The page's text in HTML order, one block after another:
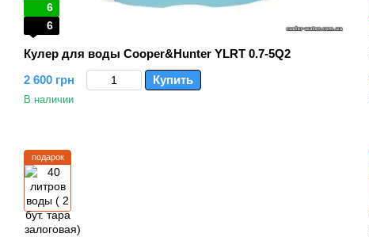
6
6
Кулер для воды Cooper&Hunter YLRT 0.7-5Q2
2 600 грн
Купить
В наличии
подарок